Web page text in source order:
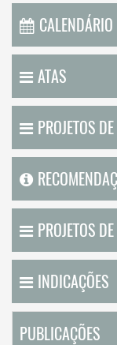
ATAS
PROJETOS
PROJETOS
INDICAÇÕES
PUBLICAÇÕES